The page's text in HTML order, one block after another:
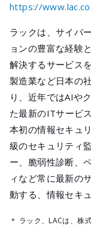
https://
ラックは、サイバ
ョンの豊富な経験
解決するサービス
製造業など日本の
り、近年ではAIや
た最新のITサービ
本初の情報セキュ
級のセキュリティ
ー、脆弱性診断、
ィなど常に最新の
動する、情報セキ
＊ ラック、LACは、株